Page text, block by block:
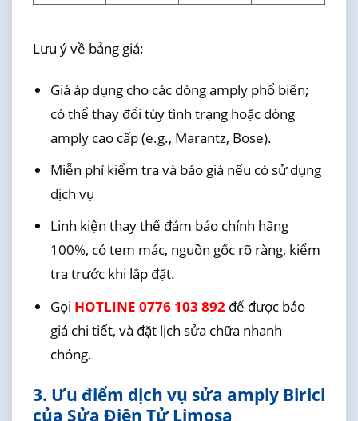
Lưu ý về bảng giá:
Giá áp dụng cho các dòng amply phổ biến;
có thể thay đổi tùy tình trạng hoặc dòng
amply cao cấp (e.g., Marantz, Bose).
Miễn phí kiểm tra và báo giá nếu có sử dụng
dịch vụ
Linh kiện thay thế đảm bảo chính hãng
100%, có tem mác, nguồn gốc rõ ràng, kiểm
tra trước khi lắp đặt.
Gọi HOTLINE 0776 103 892để được báo
giá chi tiết, và đặt lịch sửa chữa nhanh
chóng.
3. Ưu điểm dịch vụ sửa amply Birici
của Sửa Điện Tử Limosa